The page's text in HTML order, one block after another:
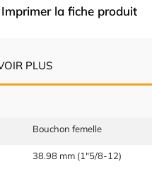
Imprimer la fiche produit
PLUS
Bouchon femelle
38.98 mm (1"5/8-12)